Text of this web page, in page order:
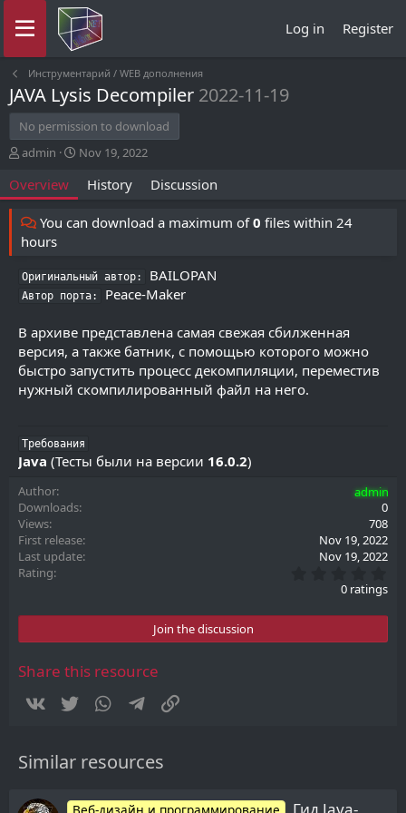
Log in Register
Инструментарий / WEB дополнения
JAVA Lysis Decompiler 2022-11-19
No permission to download
A
t
h
o
r
admin
C
t
d
a
e
Nov 19, 2022
Overview History Discussion
You can download a maximum of0 files within 24
hours
Оригинальный автор: BAILOPAN
Автор порта: Peace-Maker
В архиве представлена самая свежая сбилженная
версия, а также батник, с помощью которого можно
быстро запустить процесс декомпиляции, переместив
нужный скомпилированный файл на него.
Требования
Java (Тесты были на версии 16.0.2)
Author
admin
Downloads
0
Views
708
First release
Nov 19, 2022
Last update
Nov 19, 2022
Rating
.
0
t
0 ratings
Join the discussion
Share this resource
Vkontakte
Twitter WhatsAppTelegram
Similar resources